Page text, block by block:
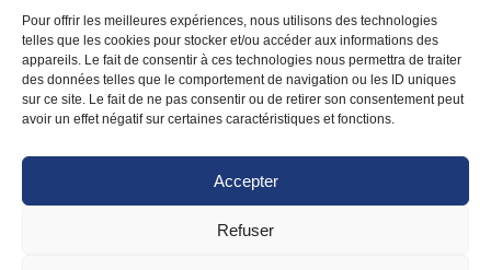
Pour offrir les meilleures expériences, nous utilisons des technologies
telles que les cookies pour stocker et/ou accéder aux informations des
appareils. Le fait de consentir à ces technologies nous permettra de traiter
des données telles que le comportement de navigation ou les ID uniques
sur ce site. Le fait de ne pas consentir ou de retirer son consentement peut
avoir un effet négatif sur certaines caractéristiques et fonctions.
Accepter
Refuser